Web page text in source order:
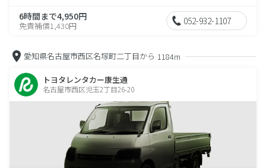
6時間まで4,950円
免責補償1,430円 052-932-1107
愛知県名古屋市西区名塚町二丁目から 1184m
トヨタレンタカー康生通
名古屋市西区児玉2丁目26-20